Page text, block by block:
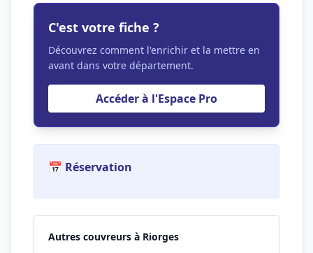
C'est votre fiche ?
Découvrez comment l'enrichir et la mettre en
avant dans votre département.
Accéder à l'Espace Pro
📅 Réservation
Autres couvreurs à Riorges